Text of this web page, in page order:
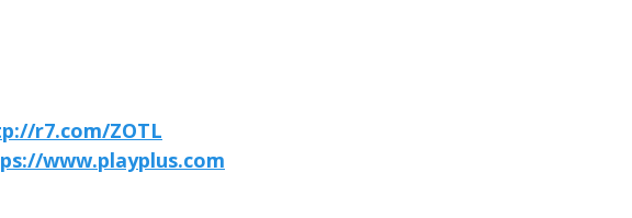
r7.com/ZOTL
www.playplus.com